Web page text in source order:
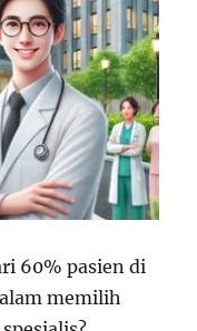
60% pasien di
memilih